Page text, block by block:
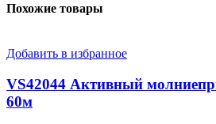
Похожие товары
Добавить в избранное
VS42044 Активный
60м